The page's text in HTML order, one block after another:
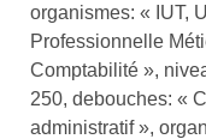
organismes: « IUT,
Professionnelle
Comptabilité »,
250, debouches: «
administratif »,